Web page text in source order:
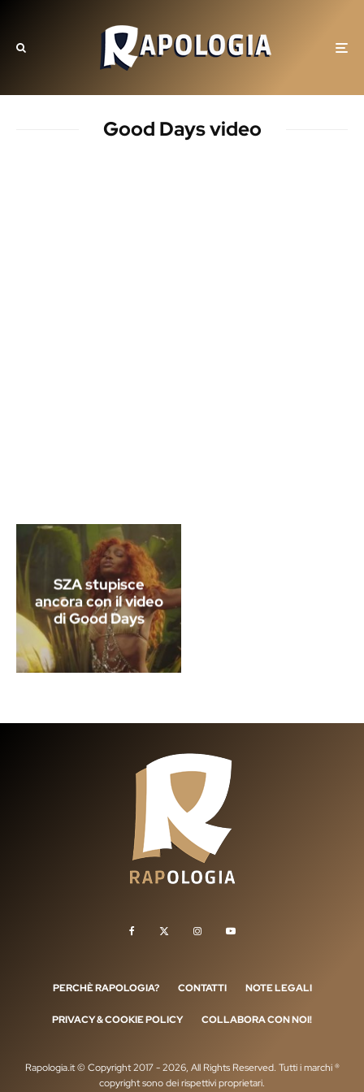
Good Days video
SZA stupisce
ancora con il video
di Good Days
PERCHÈ RAPOLOGIA? CONTATTI NOTE LEGALI
PRIVACY & COOKIE POLICY COLLABORA CON NOI!
Rapologia.it © Copyright 2017 - 2026, All Rights Reserved. Tutti i marchi ®
copyright sono dei rispettivi proprietari.